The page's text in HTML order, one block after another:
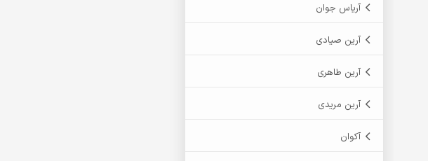
آریاس جوان
آرین صیادی
آرین طاهری
آرین مریدی
آکوان